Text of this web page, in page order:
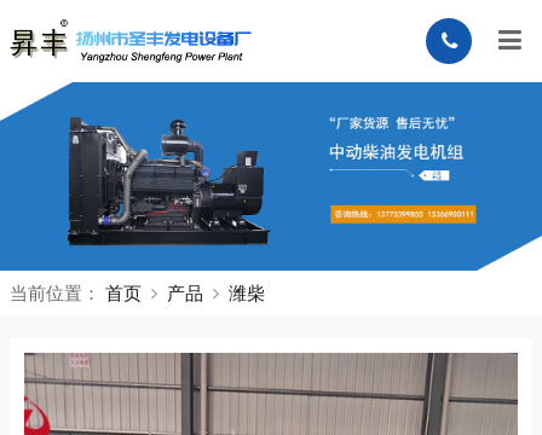
当前位置： 首页 产品 潍柴